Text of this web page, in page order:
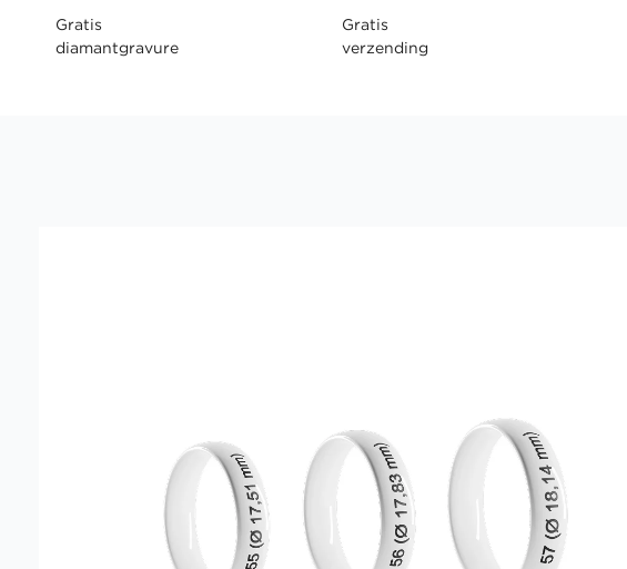
Gratis
diamantgravure
Gratis
verzending